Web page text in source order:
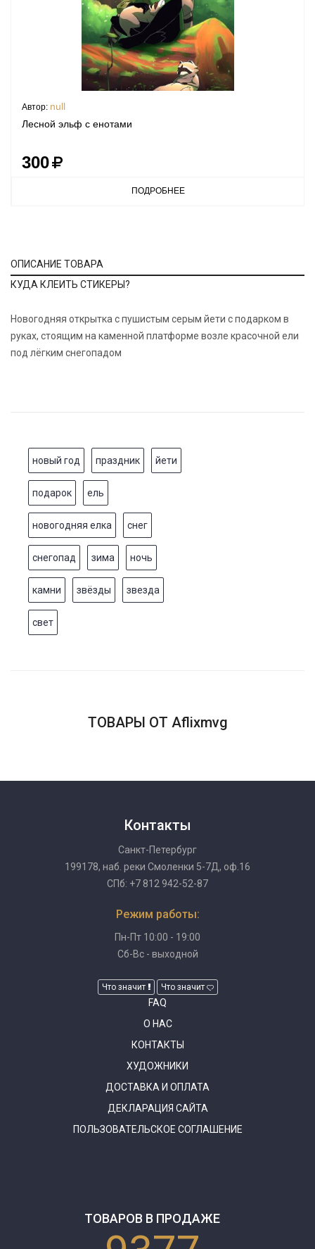
Автор: null
Лесной эльф с енотами
300
ПОДРОБНЕЕ
ОПИСАНИЕ ТОВАРА
КУДА КЛЕИТЬ СТИКЕРЫ?
Новогодняя открытка с пушистым серым йети с подарком в
руках, стоящим на каменной платформе возле красочной ели
под лёгким снегопадом
новый год праздник йети
подарок ель
новогодняя елка снег
снегопад зима ночь
камни звёзды звезда
свет
ТОВАРЫ ОТ Aflixmvg
Контакты
Санкт-Петербург
199178, наб. реки Смоленки 5-7Д, оф.16
СПб: +7 812 942-52-87
Режим работы:
Пн-Пт 10:00 - 19:00
Сб-Вс - выходной
Что значит Что значит
FAQ
О НАС
КОНТАКТЫ
ХУДОЖНИКИ
ДОСТАВКА И ОПЛАТА
ДЕКЛАРАЦИЯ САЙТА
ПОЛЬЗОВАТЕЛЬСКОЕ СОГЛАШЕНИЕ
ТОВАРОВ В ПРОДАЖЕ